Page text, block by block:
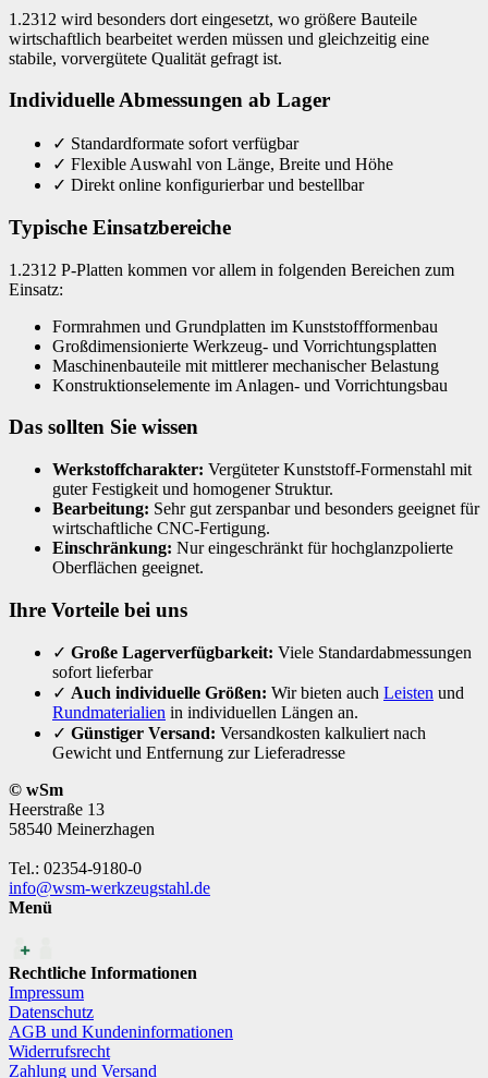
1.2312 wird besonders dort eingesetzt, wo größere Bauteile
wirtschaftlich bearbeitet werden müssen und gleichzeitig eine
stabile, vorvergütete Qualität gefragt ist.
Individuelle Abmessungen ab Lager
✓ Standardformate sofort verfügbar
✓ Flexible Auswahl von Länge, Breite und Höhe
✓ Direkt online konfigurierbar und bestellbar
Typische Einsatzbereiche
1.2312 P-Platten kommen vor allem in folgenden Bereichen zum
Einsatz:
Formrahmen und Grundplatten im Kunststoffformenbau
Großdimensionierte Werkzeug- und Vorrichtungsplatten
Maschinenbauteile mit mittlerer mechanischer Belastung
Konstruktionselemente im Anlagen- und Vorrichtungsbau
Das sollten Sie wissen
Werkstoffcharakter: Vergüteter Kunststoff-Formenstahl mit
guter Festigkeit und homogener Struktur.
Bearbeitung: Sehr gut zerspanbar und besonders geeignet für
wirtschaftliche CNC-Fertigung.
Einschränkung: Nur eingeschränkt für hochglanzpolierte
Oberflächen geeignet.
Ihre Vorteile bei uns
✓ Große Lagerverfügbarkeit: Viele Standardabmessungen
sofort lieferbar
✓ Auch individuelle Größen: Wir bieten auch Leisten und
Rundmaterialien in individuellen Längen an.
✓ Günstiger Versand: Versandkosten kalkuliert nach
Gewicht und Entfernung zur Lieferadresse
© wSm
Heerstraße 13
58540 Meinerzhagen
Tel.: 02354-9180-0
info@wsm-werkzeugstahl.de
Menü
Rechtliche Informationen
Impressum
Datenschutz
AGB und Kundeninformationen
Widerrufsrecht
Zahlung und Versand